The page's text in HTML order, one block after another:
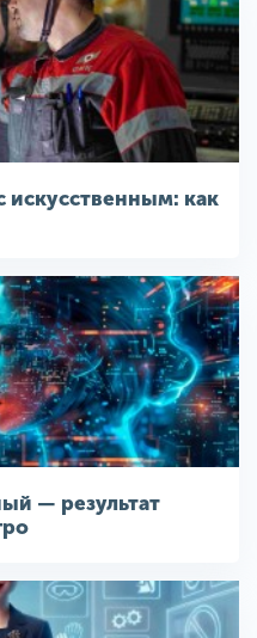
искусственным: как
— результат